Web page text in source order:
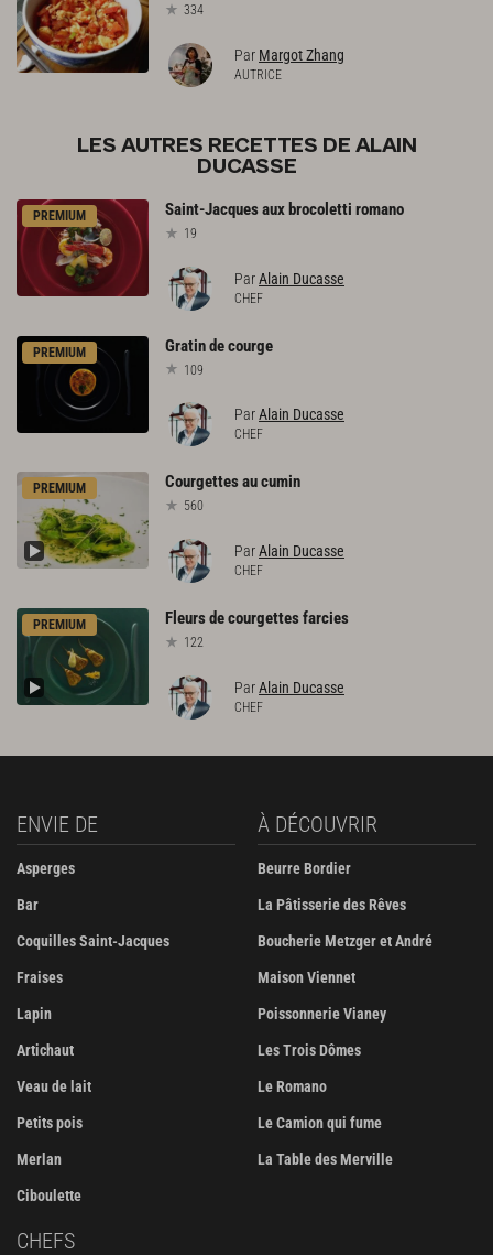
334
Par Margot Zhang
AUTRICE
LES AUTRES RECETTES DE ALAIN
DUCASSE
PREMIUM Saint-Jacquesaux brocoletti romano
19
ParAlain Ducasse
CHEF
PREMIUM Gratindecourge
109
ParAlain Ducasse
CHEF
PREMIUM Courgettesaucumin
560
ParAlain Ducasse
CHEF
PREMIUM Fleursdecourgettesfarcies
122
ParAlain Ducasse
CHEF
ENVIE DE
Asperges
Bar
Coquilles Saint-Jacques
Fraises
Lapin
Artichaut
Veau de lait
Petits pois
Merlan
Ciboulette
À DÉCOUVRIR
Beurre Bordier
La Pâtisserie des Rêves
Boucherie Metzger et André
Maison Viennet
Poissonnerie Vianey
Les Trois Dômes
Le Romano
Le Camion qui fume
La Table des Merville
CHEFS